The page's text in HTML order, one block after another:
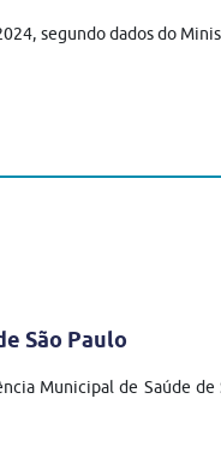
segundo dados do
São Paulo
Municipal de Saúde de